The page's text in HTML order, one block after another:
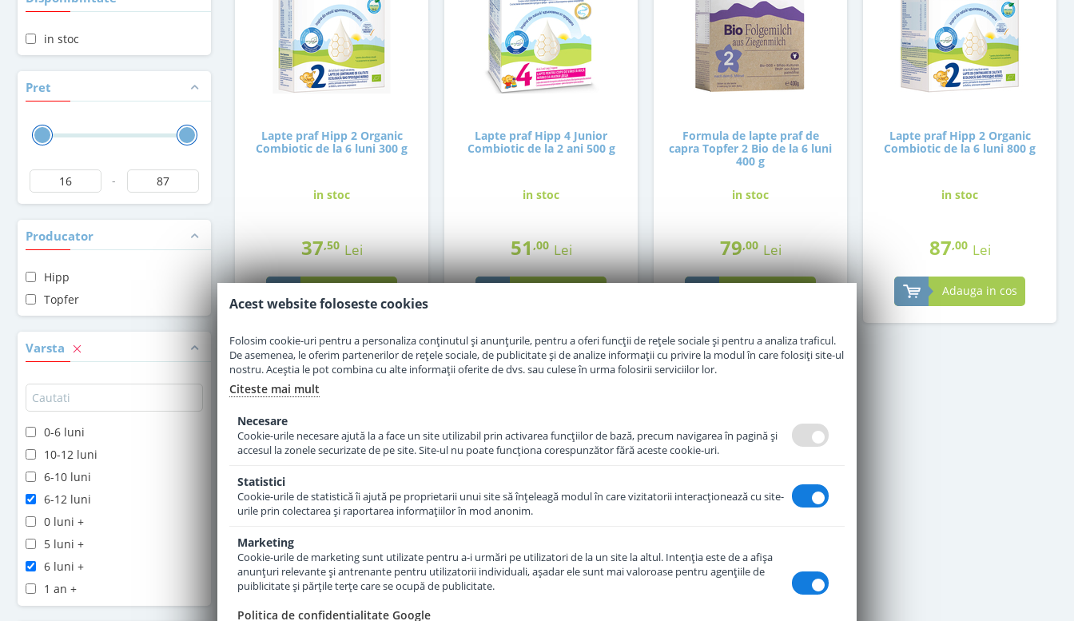
in stoc
Pret
-
Producator
Hipp
Topfer
Varsta
0-6 luni
10-12 luni
6-10 luni
6-12 luni
0 luni +
5 luni +
6 luni +
1 an +
2 ani +
Lapte praf Hipp 2 Organic
Combiotic de la 6 luni 300 g
in stoc
37,50 Lei
Lapte praf Hipp 4 Junior
Combiotic de la 2 ani 500 g
in stoc
51,00 Lei
Formula de lapte praf de
capra Topfer 2 Bio de la 6 luni
400 g
in stoc
79,00 Lei
Lapte praf Hipp 2 Organic
Combiotic de la 6 luni 800 g
in stoc
87,00 Lei
Adauga in cos
Cereale Topfer BIO cu gris de
grau cu mere si banane de la 6
luni 175 g
Lapte praf Hipp 2 Organic de
la 6 luni 300 g
Lapte praf Hipp HA 2
Combiotic hipoalergenic de la
Acest website foloseste cookies
Folosim cookie-uri pentru a personaliza conținutul și anunțurile, pentru a oferi funcții de rețele sociale și pentru a analiza traficul.
De asemenea, le oferim partenerilor de rețele sociale, de publicitate și de analize informații cu privire la modul în care folosiți site-ul
nostru. Aceștia le pot combina cu alte informații oferite de dvs. sau culese în urma folosirii serviciilor lor.
Citeste mai mult
Necesare
Cookie-urile necesare ajută la a face un site utilizabil prin activarea funcţiilor de bază, precum navigarea în pagină şi
accesul la zonele securizate de pe site. Site-ul nu poate funcţiona corespunzător fără aceste cookie-uri.
Statistici
Cookie-urile de statistică îi ajută pe proprietarii unui site să înţeleagă modul în care vizitatorii interacţionează cu site-
urile prin colectarea şi raportarea informaţiilor în mod anonim.
Marketing
Cookie-urile de marketing sunt utilizate pentru a-i urmări pe utilizatori de la un site la altul. Intenţia este de a afişa
anunţuri relevante şi antrenante pentru utilizatorii individuali, aşadar ele sunt mai valoroase pentru agenţiile de
puiblicitate şi părţile terţe care se ocupă de publicitate.
Politica de confidentialitate Google